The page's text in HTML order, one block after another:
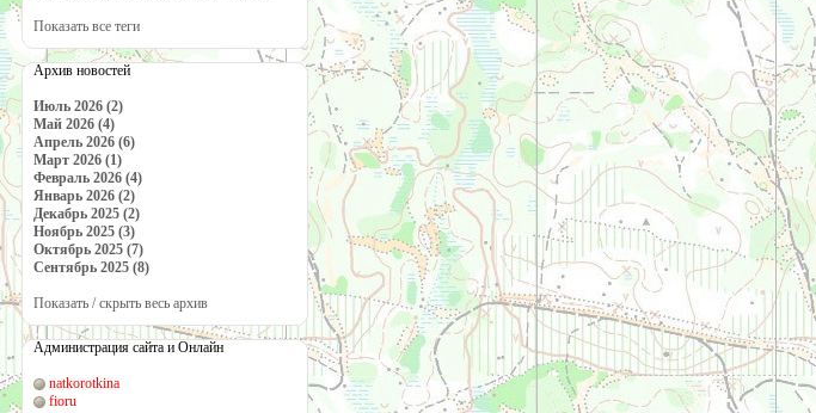
Показать все теги
Архив новостей
Июль 2026 (2)
Май 2026 (4)
Апрель 2026 (6)
Март 2026 (1)
Февраль 2026 (4)
Январь 2026 (2)
Декабрь 2025 (2)
Ноябрь 2025 (3)
Октябрь 2025 (7)
Сентябрь 2025 (8)
Показать / скрыть весь архив
Администрация сайта и Онлайн
natkorotkina
fioru